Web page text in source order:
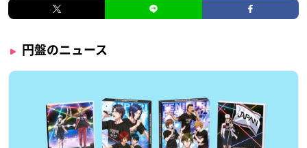
円盤のニュース